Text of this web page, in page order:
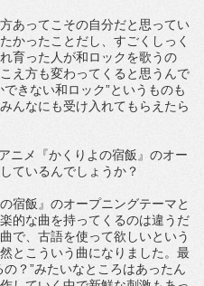
あってこその自分だと思ってい
かったことだし、すごくしっく
育った人が和ロックを歌うの
え方も変わってくると思うんで
きない和ロック”というものも
んなにも受け入れてもらえたら
ニメ『かくりよの宿飯』のオー
ているんでしょうか？
宿飯』のオープニングテーマと
的な曲を持ってくるのは違うだ
で、古語を使って欲しいという
とこういう曲になりました。最
？”みたいなところはあったん